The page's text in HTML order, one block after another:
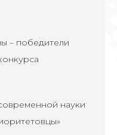
– победители
науки